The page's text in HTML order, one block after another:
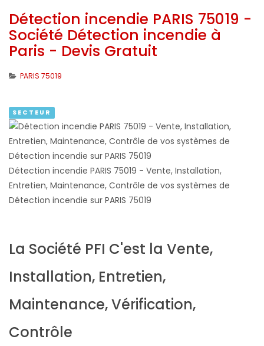
Détection incendie PARIS 75019 -
Société Détection incendie à
Paris - Devis Gratuit
PARIS 75019
SECTEUR
Détection incendie PARIS 75019 - Vente, Installation,
Entretien, Maintenance, Contrôle de vos systèmes de
Détection incendie sur PARIS 75019
La Société PFI C'est la Vente,
Installation, Entretien,
Maintenance, Vérification,
Contrôle